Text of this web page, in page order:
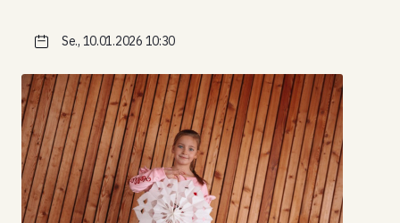
Se., 10.01.2026 10:30